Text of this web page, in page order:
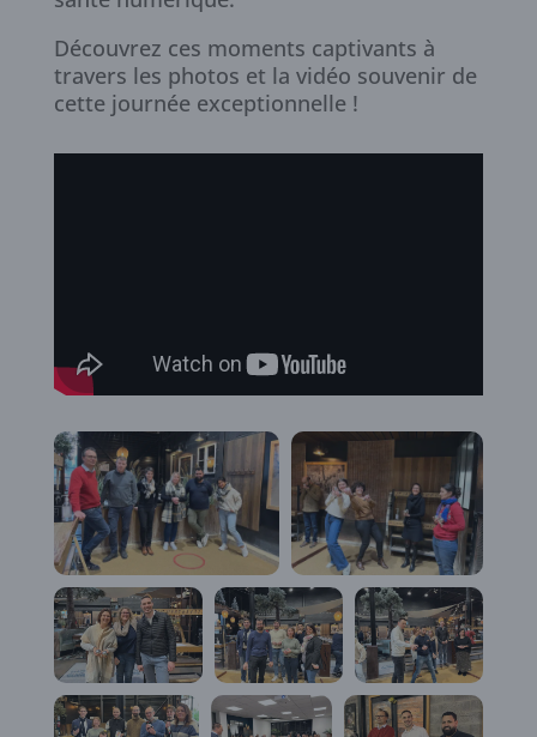
Découvrez ces moments captivants à
travers les photos et la vidéo souvenir de
cette journée exceptionnelle !